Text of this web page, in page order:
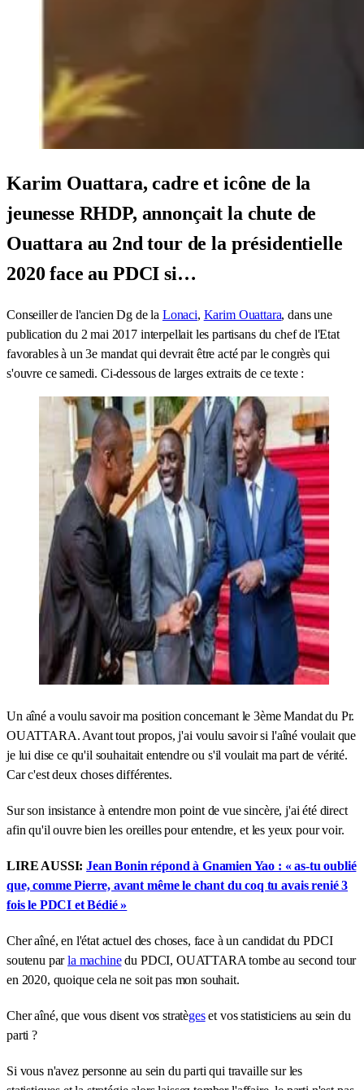
Karim Ouattara, cadre et icône de la
jeunesse RHDP, annonçait la chute de
Ouattara au 2nd tour de la présidentielle
2020 face au PDCI si…
Conseiller de l'ancien Dg de la Lonaci, Karim Ouattara, dans une
publication du 2 mai 2017 interpellait les partisans du chef de l'Etat
favorables à un 3e mandat qui devrait être acté par le congrès qui
s'ouvre ce samedi. Ci-dessous de larges extraits de ce texte :
Un aîné a voulu savoir ma position concernant le 3ème Mandat du Pr.
OUATTARA. Avant tout propos, j'ai voulu savoir si l'aîné voulait que
je lui dise ce qu'il souhaitait entendre ou s'il voulait ma part de vérité.
Car c'est deux choses différentes.
Sur son insistance à entendre mon point de vue sincère, j'ai été direct
afin qu'il ouvre bien les oreilles pour entendre, et les yeux pour voir.
LIRE AUSSI:Jean Bonin répond à Gnamien Yao : « as-tu oublié
que, comme Pierre, avant même le chant du coq tu avais renié 3
fois le PDCI et Bédié »
Cher aîné, en l'état actuel des choses, face à un candidat du PDCI
soutenu parla machinedu PDCI, OUATTARA tombe au second tour
en 2020, quoique cela ne soit pas mon souhait.
Cher aîné, que vous disent vos stratègeset vos statisticiens au sein du
parti ?
Si vous n'avez personne au sein du parti qui travaille sur les